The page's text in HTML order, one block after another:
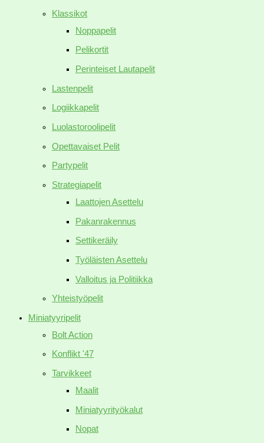
Klassikot
Noppapelit
Pelikortit
Perinteiset Lautapelit
Lastenpelit
Logiikkapelit
Luolastoroolipelit
Opettavaiset Pelit
Partypelit
Strategiapelit
Laattojen Asettelu
Pakanrakennus
Settikeräily
Työläisten Asettelu
Valloitus ja Politiikka
Yhteistyöpelit
Miniatyyripelit
Bolt Action
Konflikt '47
Tarvikkeet
Maalit
Miniatyyrityökalut
Nopat